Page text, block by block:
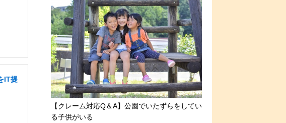
IT提
【クレーム対応Q＆A】公園でいたずらをしてい
る子供がいる